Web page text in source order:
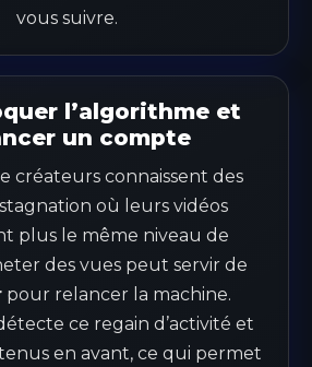
vous suivre.
l’algorithme et
un compte
créateurs connaissent des
où leurs vidéos
plus le même niveau de
des vues peut servir de
pour relancer la machine.
ce regain d’activité et
en avant, ce qui permet